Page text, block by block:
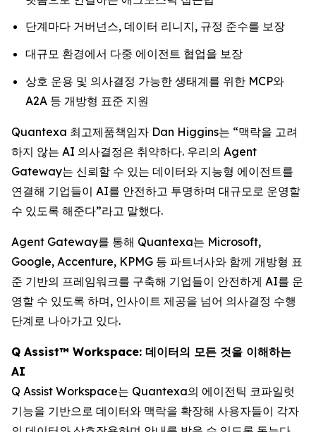
단계마다 거버넌스, 데이터 리니지, 규정 준수를 보장
대규모 환경에서 다중 에이전트 협업을 보장
상호 운용 및 의사결정 가능한 생태계를 위한 MCP와
A2A 등 개방형 표준 지원
Quantexa 최고제품책임자 Dan Higgins는 “맥락을 고려
하지 않는 AI 의사결정은 취약하다. 우리의 Agent
Gateway는 신뢰할 수 있는 데이터와 지능형 에이전트를
연결해 기업들이 AI를 안전하고 투명하며 대규모로 운영할
수 있도록 해준다”라고 말했다.
Agent Gateway를 통해 Quantexa는 Microsoft,
Google, Accenture, KPMG 등 파트너사와 함께 개방형 표
준 기반의 프레임워크를 구축해 기업들이 안전하게 AI를 운
영할 수 있도록 하며, 인사이트 제공을 넘어 의사결정 수행
단계로 나아가고 있다.
Q Assist™ Workspace: 데이터의 모든 것을 이해하는
AI
Q Assist Workspace는 Quantexa의 에이전틱 코파일럿
기능을 기반으로 데이터와 맥락을 확장해 사용자들이 각자